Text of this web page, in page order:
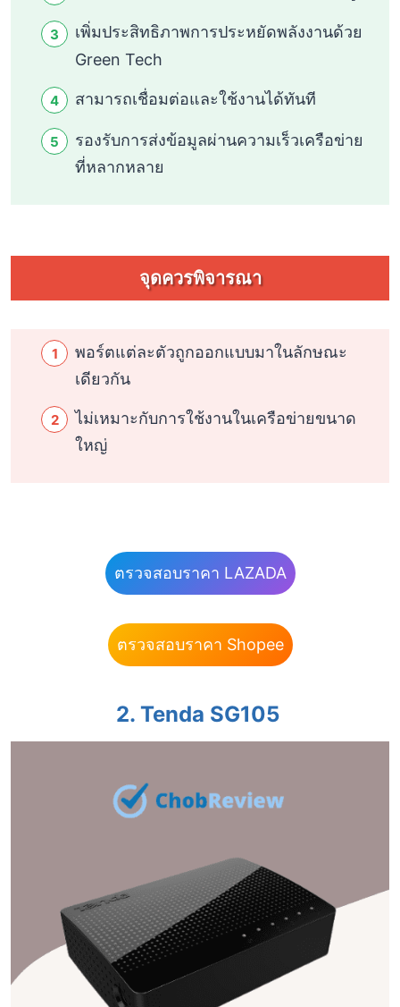
เพิ่มประสิทธิภาพการประหยัดพลังงานด้วย
Green Tech
สามารถเชื่อมต่อและใช้งานได้ทันที
รองรับการส่งข้อมูลผ่านความเร็วเครือข่าย
ที่หลากหลาย
จุดควรพิจารณา
พอร์ตแต่ละตัวถูกออกแบบมาในลักษณะ
เดียวกัน
ไม่เหมาะกับการใช้งานในเครือข่ายขนาด
ใหญ่
ตรวจสอบราคา LAZADA
ตรวจสอบราคา Shopee
2. Tenda SG105